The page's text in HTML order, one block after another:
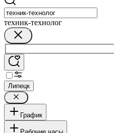
техник-технолог
Липецк
График